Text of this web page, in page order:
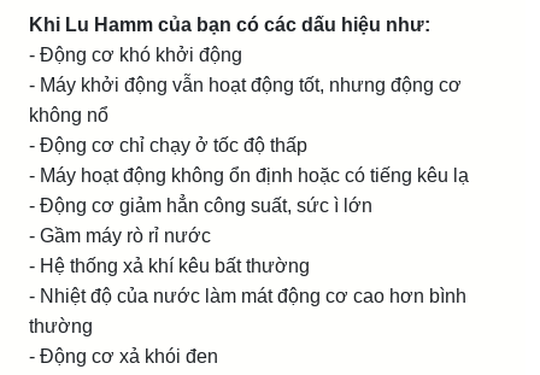
Khi Lu Hamm của bạn có các dấu hiệu như:
- Động cơ khó khởi động
- Máy khởi động vẫn hoạt động tốt, nhưng động cơ
không nổ
- Động cơ chỉ chạy ở tốc độ thấp
- Máy hoạt động không ổn định hoặc có tiếng kêu lạ
- Động cơ giảm hẳn công suất, sức ì lớn
- Gầm máy rò rỉ nước
- Hệ thống xả khí kêu bất thường
- Nhiệt độ của nước làm mát động cơ cao hơn bình
thường
- Động cơ xả khói đen